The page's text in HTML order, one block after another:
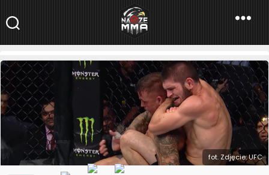
NaszeMMA
NaszeMMA.pl»Aktualności»Świat»UFC»Khabib vs. Poirier –
Darmowa walka przed UFC 254
fot. Zdjęcie: UFC